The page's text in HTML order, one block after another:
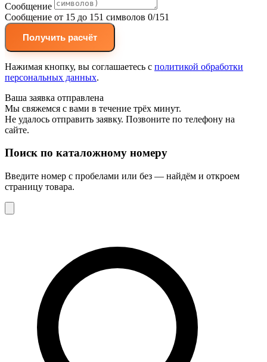
Сообщение
Сообщение от 15 до 151 символов 0/151
Получить расчёт
Нажимая кнопку, вы соглашаетесь с политикой обработки
персональных данных.
Ваша заявка отправлена
Мы свяжемся с вами в течение трёх минут.
Не удалось отправить заявку. Позвоните по телефону на
сайте.
Поиск по каталожному номеру
Введите номер с пробелами или без — найдём и откроем
страницу товара.